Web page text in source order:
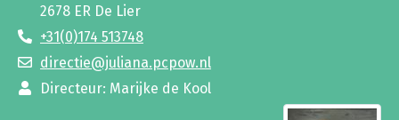
2678 ER De Lier
+31(0)174 513748
directie@juliana.pcpow.nl
Directeur: Marijke de Kool